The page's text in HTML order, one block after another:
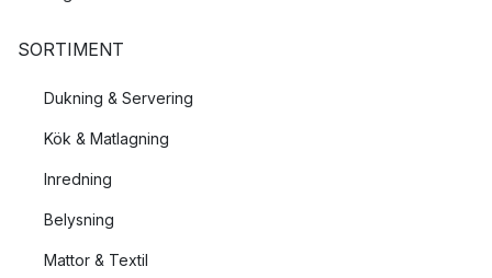
SORTIMENT
Dukning & Servering
Kök & Matlagning
Inredning
Belysning
Mattor & Textil